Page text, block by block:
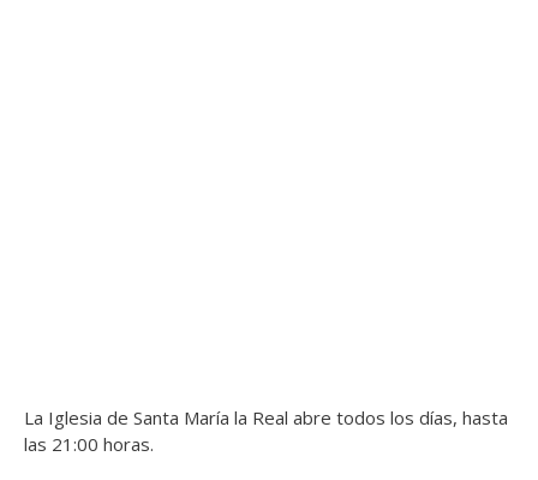
La Iglesia de Santa María la Real abre todos los días, hasta
las 21:00 horas.